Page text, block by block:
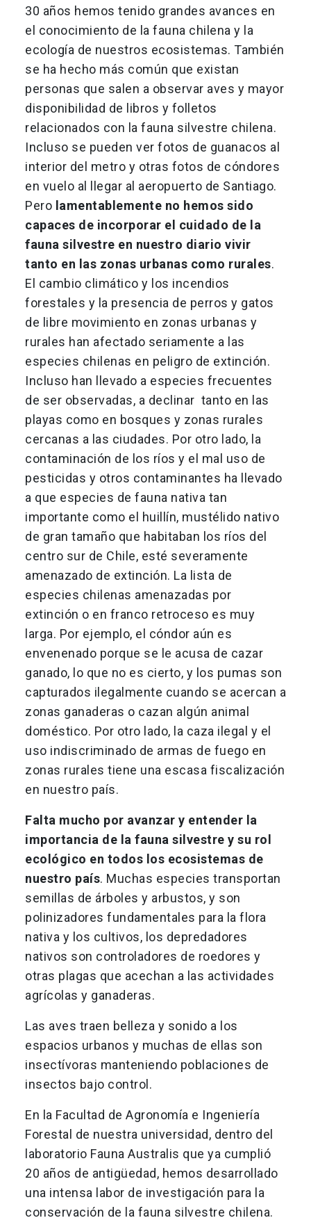
30 años hemos tenido grandes avances en
el conocimiento de la fauna chilena y la
ecología de nuestros ecosistemas. También
se ha hecho más común que existan
personas que salen a observar aves y mayor
disponibilidad de libros y folletos
relacionados con la fauna silvestre chilena.
Incluso se pueden ver fotos de guanacos al
interior del metro y otras fotos de cóndores
en vuelo al llegar al aeropuerto de Santiago.
Pero lamentablemente no hemos sido
capaces de incorporar el cuidado de la
fauna silvestre en nuestro diario vivir
tanto en las zonas urbanas como rurales.
El cambio climático y los incendios
forestales y la presencia de perros y gatos
de libre movimiento en zonas urbanas y
rurales han afectado seriamente a las
especies chilenas en peligro de extinción.
Incluso han llevado a especies frecuentes
de ser observadas, a declinar tanto en las
playas como en bosques y zonas rurales
cercanas a las ciudades. Por otro lado, la
contaminación de los ríos y el mal uso de
pesticidas y otros contaminantes ha llevado
a que especies de fauna nativa tan
importante como el huillín, mustélido nativo
de gran tamaño que habitaban los ríos del
centro sur de Chile, esté severamente
amenazado de extinción. La lista de
especies chilenas amenazadas por
extinción o en franco retroceso es muy
larga. Por ejemplo, el cóndor aún es
envenenado porque se le acusa de cazar
ganado, lo que no es cierto, y los pumas son
capturados ilegalmente cuando se acercan a
zonas ganaderas o cazan algún animal
doméstico. Por otro lado, la caza ilegal y el
uso indiscriminado de armas de fuego en
zonas rurales tiene una escasa fiscalización
en nuestro país.
Falta mucho por avanzar y entender la
importancia de la fauna silvestre y su rol
ecológico en todos los ecosistemas de
nuestro país. Muchas especies transportan
semillas de árboles y arbustos, y son
polinizadores fundamentales para la flora
nativa y los cultivos, los depredadores
nativos son controladores de roedores y
otras plagas que acechan a las actividades
agrícolas y ganaderas.
Las aves traen belleza y sonido a los
espacios urbanos y muchas de ellas son
insectívoras manteniendo poblaciones de
insectos bajo control.
En la Facultad de Agronomía e Ingeniería
Forestal de nuestra universidad, dentro del
laboratorio Fauna Australis que ya cumplió
20 años de antigüedad, hemos desarrollado
una intensa labor de investigación para la
conservación de la fauna silvestre chilena.